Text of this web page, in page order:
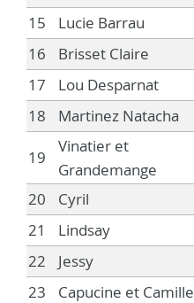
15
Lucie Barrau
16
Brisset Claire
17
Lou Desparnat
18
Martinez Natacha
19
Vinatier et
Grandemange
20 Cyril
21
Lindsay
22
Jessy
23
Capucine et Camille